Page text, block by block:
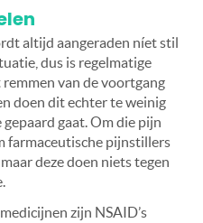
altijd aangeraden níet stil
dus is regelmatige
van de voortgang
doen dit echter te weinig
gaat. Om die pijn
farmaceutische pijnstillers
deze doen niets tegen
zijn NSAID’s